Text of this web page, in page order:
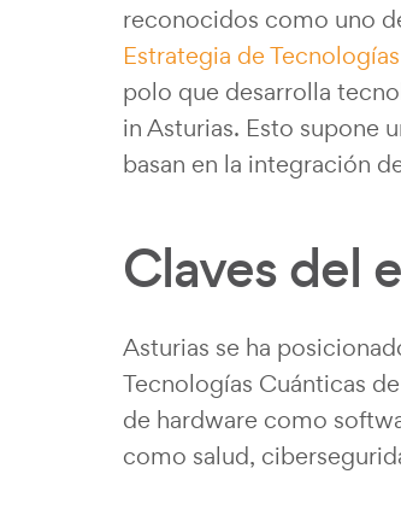
reconocidos como uno
Estrategia de
polo que desarrolla
in Asturias. Esto supone
basan en la integración
Claves del
Asturias se ha
Tecnologías Cuánticas
de hardware como
como salud,